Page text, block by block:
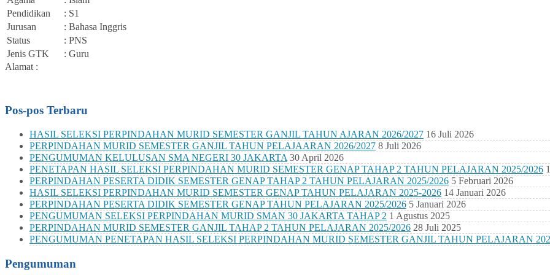
Pendidikan
: S1
Jurusan
: Bahasa Inggris
Status
: PNS
Jenis GTK
: Guru
Alamat :
Pos-pos Terbaru
HASIL SELEKSI PERPINDAHAN MURID SEMESTER GANJIL TAHUN AJARAN 2026/2027 16 Juli 2026
PERPINDAHAN MURID SEMESTER GANJIL TAHUN PELAJAARAN 2026/2027 8 Juli 2026
PENGUMUMAN KELULUSAN SMA NEGERI 30 JAKARTA 30 April 2026
PENETAPAN HASIL SELEKSI PERPINDAHAN MURID SEMESTER GENAP TAHAP 2 TAHUN PELAJARAN 2025/2026
PERPINDAHAN PESERTA DIDIK SEMESTER GENAP TAHAP 2 TAHUN PELAJARAN 2025/2026 5 Februari 2026
HASIL SELEKSI PERPINDAHAN MURID SEMESTER GENAP TAHUN PELAJARAN 2025-2026 14 Januari 2026
PERPINDAHAN PESERTA DIDIK SEMESTER GENAP TAHUN PELAJARAN 2025/2026 5 Januari 2026
PENGUMUMAN SELEKSI PERPINDAHAN MURID SMAN 30 JAKARTA TAHAP 2 1 Agustus 2025
PERPINDAHAN MURID SEMESTER GANJIL TAHAP 2 TAHUN PELAJARAN 2025/2026 28 Juli 2025
PENGUMUMAN PENETAPAN HASIL SELEKSI PERPINDAHAN MURID SEMESTER GANJIL TAHUN PELAJARAN
Pengumuman